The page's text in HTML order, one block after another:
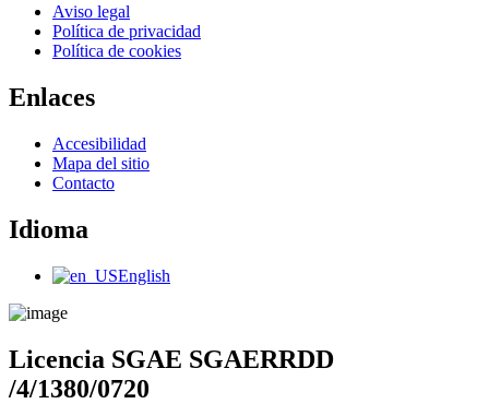
Main
Menu
Aviso legal
Política de privacidad
Política de cookies
Enlaces
Main
Menu
Accesibilidad
Mapa del sitio
Contacto
Idioma
Main
English
Licencia SGAE SGAERRDD
/4/1380/0720